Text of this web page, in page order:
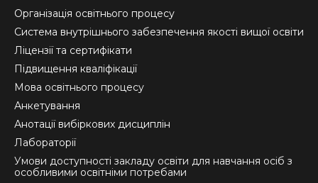
in
new
window
in
new
window
in
new
window
Організація освітнього процесу
Система внутрішнього забезпечення якості вищої освіти
Ліцензії та сертифікати
Підвищення кваліфікації
Мова освітнього процесу
Анкетування
Анотації вибіркових дисциплін
Лабораторії
Умови доступності закладу освіти для навчання осіб з
особливими освітніми потребами